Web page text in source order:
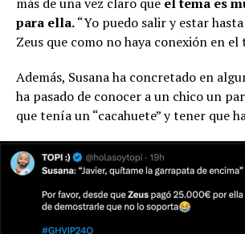
para ella.“Yo puedo salir y estar
Zeus que como no haya conexión en el
Además, Susana ha concretado en
ha pasado de conocer a un chico un
que tenía un “cacahuete” y tener que